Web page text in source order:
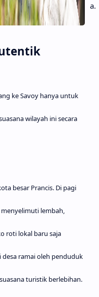
a.
ke Savoy hanya untuk
wilayah ini secara
besar Prancis. Di pagi
lembah,
roti lokal baru saja
ramai oleh penduduk
turistik berlebihan.